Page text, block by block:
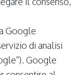
Google
di analisi
Google